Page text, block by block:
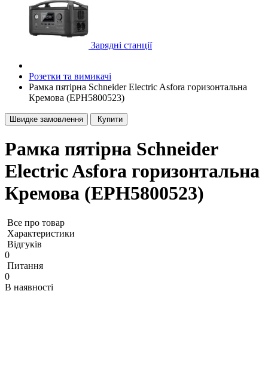
Зарядні станції
Розетки та вимикачі
Рамка пятірна Schneider Electric Asfora горизонтальна
Кремова (EPH5800523)
Швидке замовлення Купити
Рамка пятірна Schneider
Electric Asfora горизонтальна
Кремова (EPH5800523)
Все про товар
Характеристики
Відгуків
0
Питання
0
В наявності